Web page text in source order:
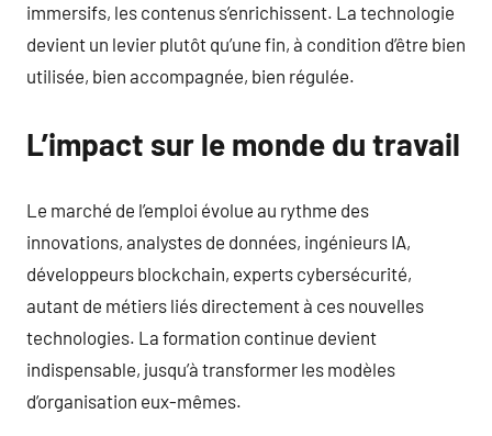
immersifs, les contenus s’enrichissent. La technologie
devient un levier plutôt qu’une fin, à condition d’être bien
utilisée, bien accompagnée, bien régulée.
L’impact sur le monde du travail
Le marché de l’emploi évolue au rythme des
innovations, analystes de données, ingénieurs IA,
développeurs blockchain, experts cybersécurité,
autant de métiers liés directement à ces nouvelles
technologies. La formation continue devient
indispensable, jusqu’à transformer les modèles
d’organisation eux-mêmes.